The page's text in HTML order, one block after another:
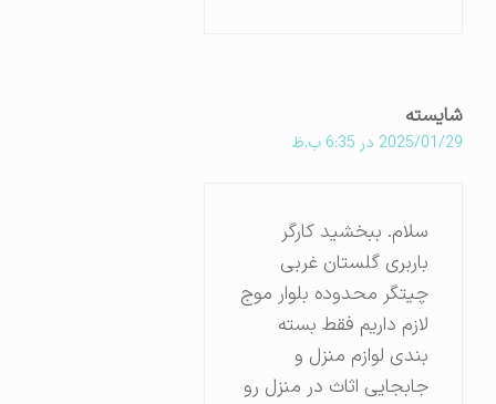
شایسته
2025/01/29 در 6:35 ب.ظ
سلام. ببخشید کارگر
باربری گلستان غربی
چیتگر محدوده بلوار موج
لازم داریم فقط بسته
بندی لوازم منزل و
جابجایی اثاث در منزل رو